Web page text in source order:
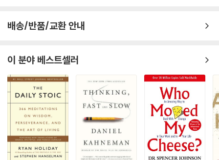
배송/반품/교환 안내
이 분야 베스트셀러